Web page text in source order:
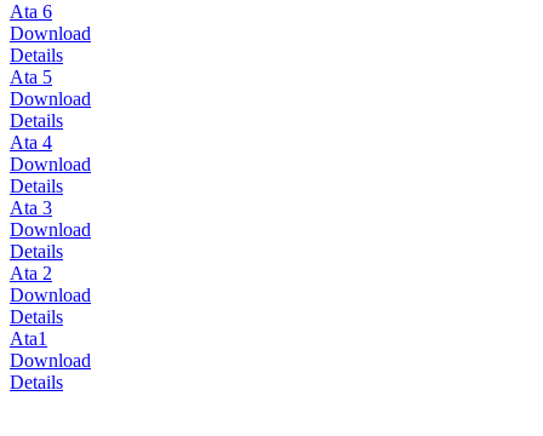
Ata 6
Download
Details
Ata 5
Download
Details
Ata 4
Download
Details
Ata 3
Download
Details
Ata 2
Download
Details
Ata1
Download
Details